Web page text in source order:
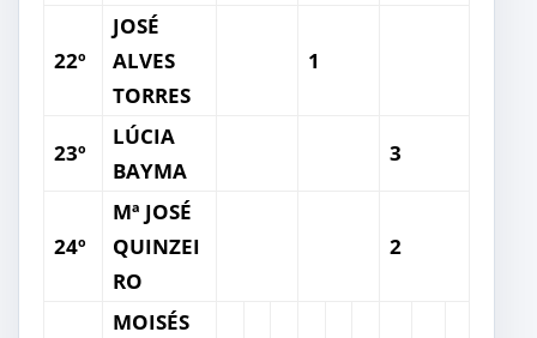
22º
JOSÉ
ALVES
TORRES
1
23º
LÚCIA
BAYMA
3
24º
Mª JOSÉ
QUINZEI
RO
2
MOISÉS